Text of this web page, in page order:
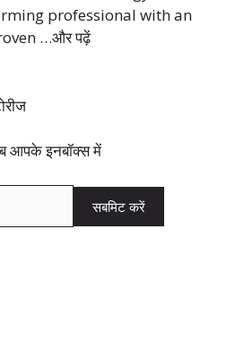
professional with an
…और पढ़ें
आपके इनबॉक्‍स में
सबमिट करें